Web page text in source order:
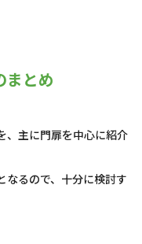
まとめ
、主に門扉を中心に紹介
なるので、十分に検討す